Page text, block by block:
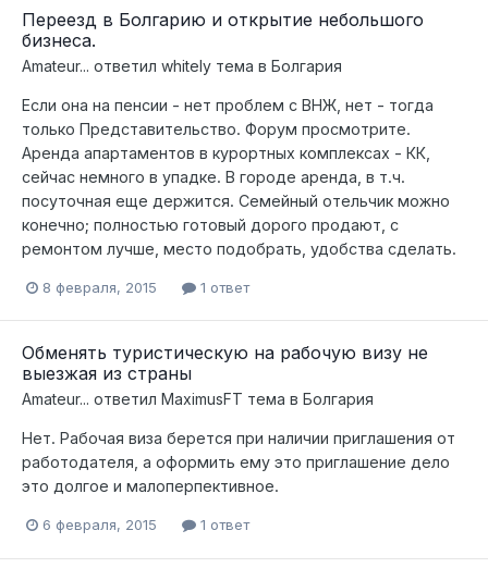
Переезд в Болгарию и открытие небольшого
бизнеса.
Amateur... ответил whitely тема в Болгария
Если она на пенсии - нет проблем с ВНЖ, нет - тогда
только Представительство. Форум просмотрите.
Аренда апартаментов в курортных комплексах - КК,
сейчас немного в упадке. В городе аренда, в т.ч.
посуточная еще держится. Семейный отельчик можно
конечно; полностью готовый дорого продают, с
ремонтом лучше, место подобрать, удобства сделать.
8 февраля, 2015 1 ответ
Обменять туристическую на рабочую визу не
выезжая из страны
Amateur... ответил MaximusFT тема в Болгария
Нет. Рабочая виза берется при наличии приглашения от
работодателя, а оформить ему это приглашение дело
это долгое и малоперпективное.
6 февраля, 2015 1 ответ